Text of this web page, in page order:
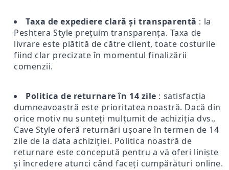
Taxa de expediere clară și transparentă : la
Peshtera Style prețuim transparența. Taxa de
livrare este plătită de către client, toate costurile
fiind clar precizate în momentul finalizării
comenzii.
Politica de returnare în 14 zile : satisfacția
dumneavoastră este prioritatea noastră. Dacă din
orice motiv nu sunteți mulțumit de achiziția dvs.,
Cave Style oferă returnări ușoare în termen de 14
zile de la data achiziției. Politica noastră de
returnare este concepută pentru a vă oferi liniște
și încredere atunci când faceți cumpărături online.